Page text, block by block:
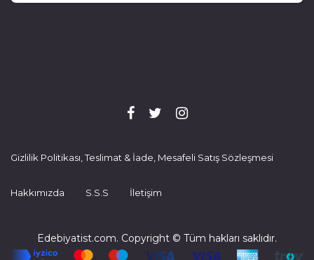
Gizlilik Politikası, Teslimat & İade, Mesafeli Satış Sözleşmesi
Hakkımızda S.S.S İletişim
Edebiyatist.com. Copyright © Tüm hakları saklıdır.